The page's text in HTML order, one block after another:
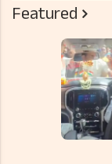
Featured